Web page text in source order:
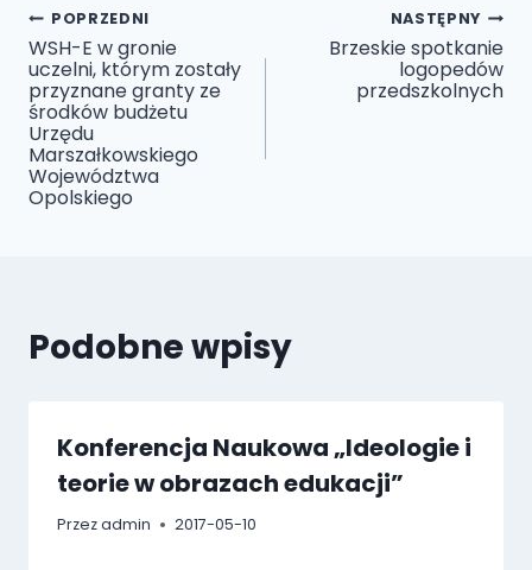
Nawigacja
wpisu
POPRZEDNI
WSH-E w gronie
uczelni, którym zostały
przyznane granty ze
środków budżetu
Urzędu
Marszałkowskiego
Województwa
Opolskiego
NASTĘPNY
Brzeskie spotkanie
logopedów
przedszkolnych
Podobne wpisy
Konferencja Naukowa „Ideologie i
teorie w obrazach edukacji”
Przezadmin 2017-05-10